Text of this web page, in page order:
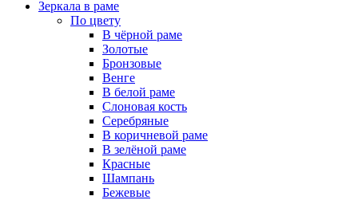
Зеркала в раме
По цвету
В чёрной раме
Золотые
Бронзовые
Венге
В белой раме
Слоновая кость
Серебряные
В коричневой раме
В зелёной раме
Красные
Шампань
Бежевые